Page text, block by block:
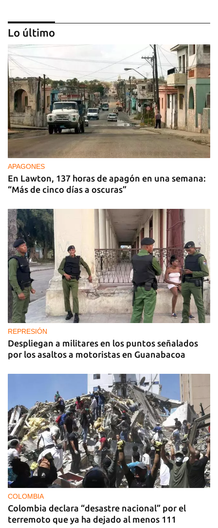
25N
Pese al subregistro de los datos oficiales, Cuba
tiene una alta incidencia de feminicidios
Lo último
APAGONES
En Lawton, 137 horas de apagón en una semana:
“Más de cinco días a oscuras”
REPRESIÓN
Despliegan a militares en los puntos señalados
por los asaltos a motoristas en Guanabacoa
COLOMBIA
Colombia declara “desastre nacional” por el
terremoto que ya ha dejado al menos 111